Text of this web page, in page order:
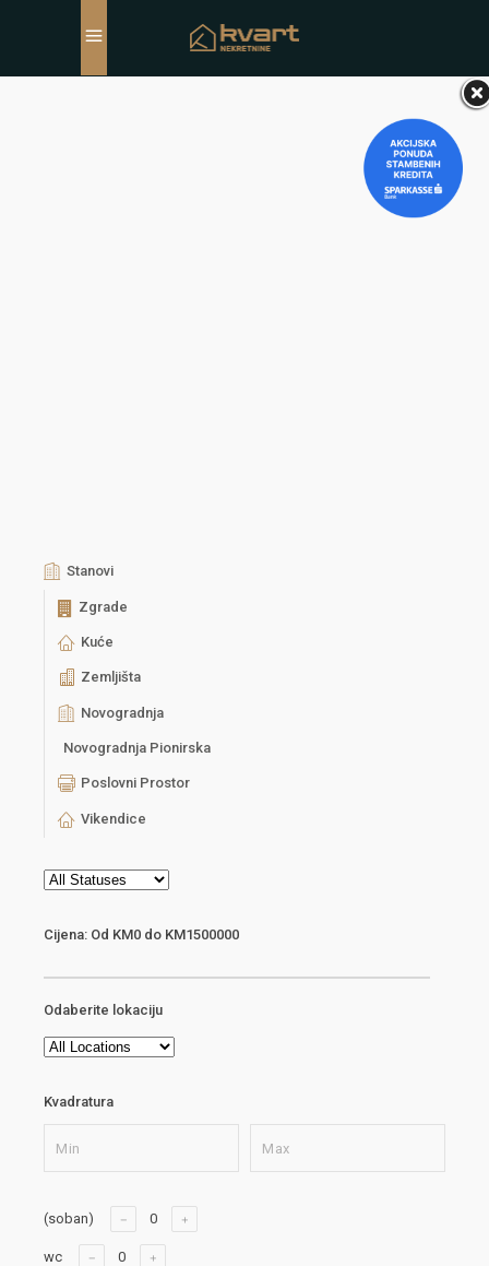
Stanovi
Zgrade
Kuće
Zemljišta
Novogradnja
Novogradnja Pionirska
Poslovni Prostor
Vikendice
Cijena: Od KM0 do KM1500000
Odaberite lokaciju
Kvadratura
(soban)
wc